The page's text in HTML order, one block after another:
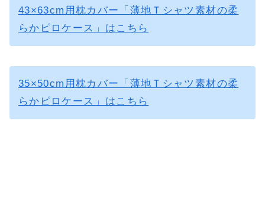
43×63cm用枕カバー「薄地Ｔシャツ素材の柔
らかピロケース」はこちら
35×50cm用枕カバー「薄地Ｔシャツ素材の柔
らかピロケース」はこちら